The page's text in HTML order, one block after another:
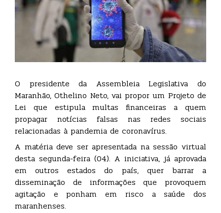
O presidente da Assembleia Legislativa do
Maranhão, Othelino Neto, vai propor um Projeto de
Lei que estipula multas financeiras a quem
propagar notícias falsas nas redes sociais
relacionadas à pandemia de coronavírus.
A matéria deve ser apresentada na sessão virtual
desta segunda-feira (04). A iniciativa, já aprovada
em outros estados do país, quer barrar a
disseminação de informações que provoquem
agitação e ponham em risco a saúde dos
maranhenses.